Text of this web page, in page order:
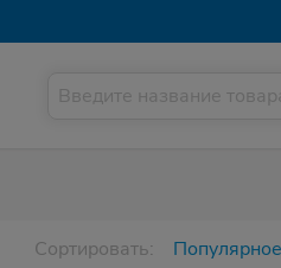
Сортировать: Популярное